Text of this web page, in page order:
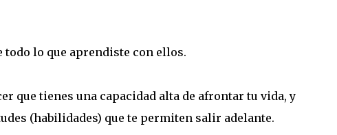
lo que aprendiste con ellos.
que tienes una capacidad alta de afrontar tu vida, y
(habilidades) que te permiten salir adelante.